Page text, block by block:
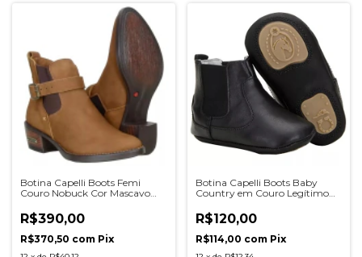
Botina Capelli Boots Femi
Couro Nobuck Cor Mascavo
R$390,00
R$370,50 com Pix
Botina Capelli Boots Baby
Country em Couro Legítimo
R$120,00
R$114,00 com Pix